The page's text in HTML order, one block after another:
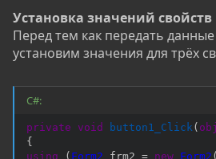
Установка значений свойств
Перед тем как передать
установим значения для трёх
C#:
private void button1_Click (
{
using
( Form2 frm2 = new Form2 (